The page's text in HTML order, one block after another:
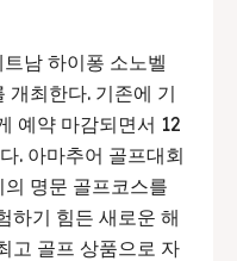
남 하이퐁 소노벨
개최한다. 기존에 기
예약 마감되면서 12
. 아마추어 골프대회
명문 골프코스를
하기 힘든 새로운 해
고 골프 상품으로 자